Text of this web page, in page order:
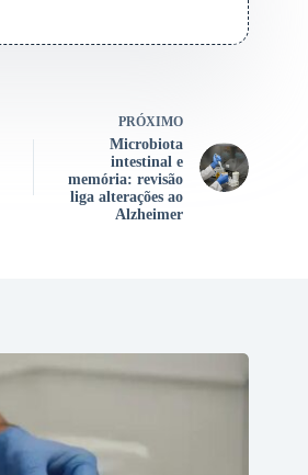
PRÓXIMO
Microbiota
intestinal e
memória: revisão
liga alterações ao
Alzheimer